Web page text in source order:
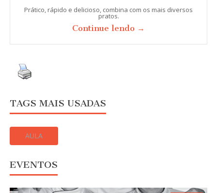
Prático, rápido e delicioso, combina com os mais diversos
pratos.
Continue lendo →
TAGS MAIS USADAS
AULA
EVENTOS